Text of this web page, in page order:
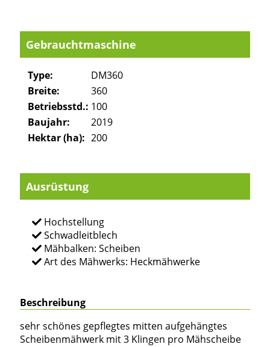
Gebrauchtmaschine
Type:
DM360
Breite:
360
Betriebsstd.: 100
Baujahr:
2019
Hektar (ha): 200
Ausrüstung
Hochstellung
Schwadleitblech
Mähbalken: Scheiben
Art des Mähwerks: Heckmähwerke
Beschreibung
sehr schönes gepflegtes mitten aufgehängtes
Scheibenmähwerk mit 3 Klingen pro Mähscheibe